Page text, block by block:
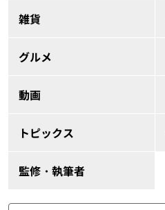
雑貨
グルメ
動画
トピックス
監修・執筆者